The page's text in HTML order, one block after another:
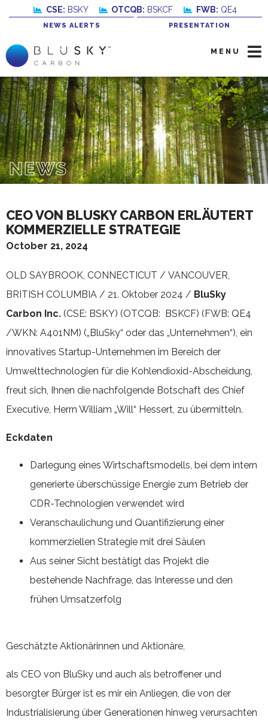
CSE: BSKY OTCQB: BSKCF FWB: QE4
NEWS ALERTS PRESENTATION
MENU
NEWS
CEO VON BLUSKY CARBON ERLÄUTERT
KOMMERZIELLE STRATEGIE
October 21, 2024
OLD SAYBROOK, CONNECTICUT / VANCOUVER,
BRITISH COLUMBIA / 21. Oktober 2024 / BluSky
Carbon Inc. (CSE: BSKY) (OTCQB: BSKCF) (FWB: QE4
/WKN: A401NM) („BluSky“ oder das „Unternehmen“), ein
innovatives Startup-Unternehmen im Bereich der
Umwelttechnologien für die Kohlendioxid-Abscheidung,
freut sich, Ihnen die nachfolgende Botschaft des Chief
Executive, Herrn William „Will“ Hessert, zu übermitteln.
Eckdaten
Darlegung eines Wirtschaftsmodells, bei dem intern
generierte überschüssige Energie zum Betrieb der
CDR-Technologien verwendet wird
Veranschaulichung und Quantifizierung einer
kommerziellen Strategie mit drei Säulen
Aus seiner Sicht bestätigt das Projekt die
bestehende Nachfrage, das Interesse und den
frühen Umsatzerfolg
Geschätzte Aktionärinnen und Aktionäre,
als CEO von BluSky und auch als betroffener und
besorgter Bürger ist es mir ein Anliegen, die von der
Industrialisierung über Generationen hinweg verursachten